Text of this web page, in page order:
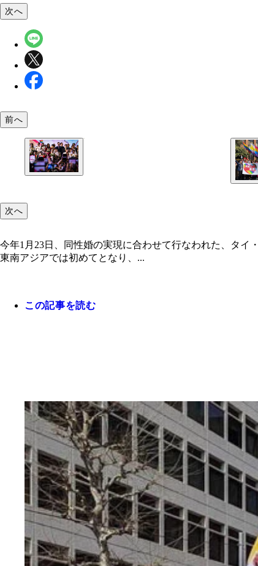
今年1月23日、同性婚の実現に合わせて行なわ
2023年2月18・19両日に産経新聞社とFNNが
持者の賛成比率はさらに高い
次へ
前へ
次へ
今年1月23日、同性婚の実現に合わせて行なわれた、タイ
東南アジアでは初めてとなり、...
この記事を読む